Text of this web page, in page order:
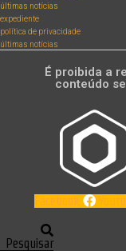
últimas notícias
expediente
política de privacidade
últimas notícias
É proibida a
conteúdo
Facebook
Pesquisar